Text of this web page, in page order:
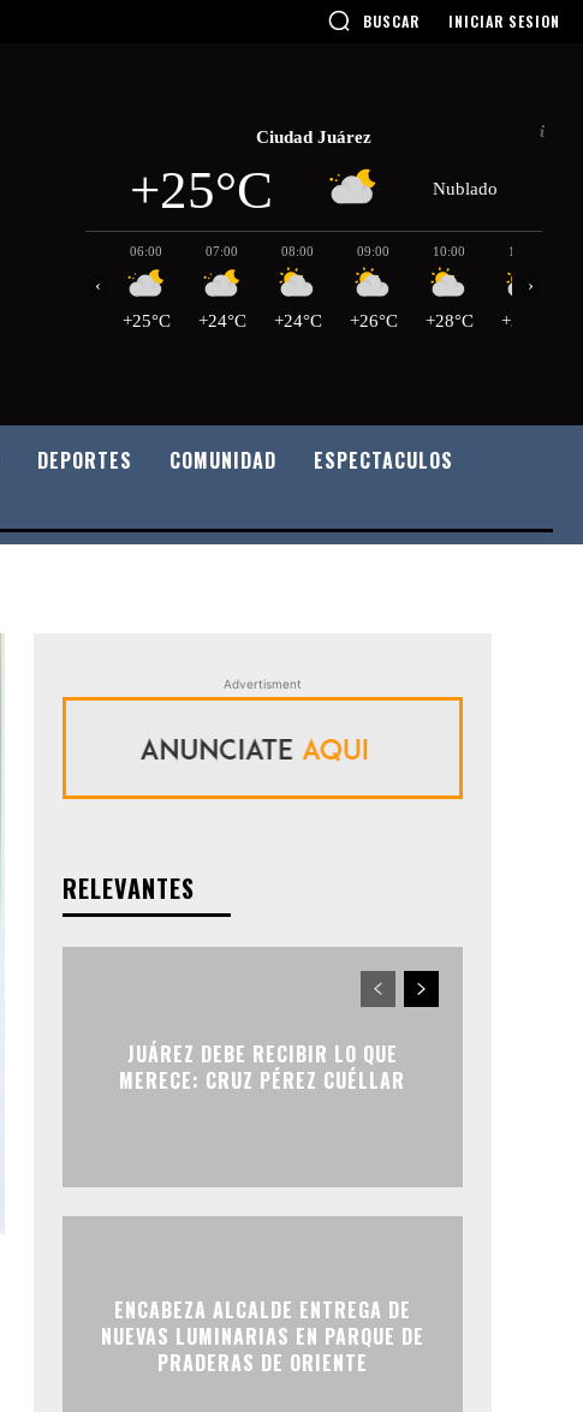
BUSCAR INICIAR SESION
Ciudad Juárez
+25°C Nublado
06:00
+25°C
07:00
+24°C
08:00
+24°C
09:00
+26°C
10:00
+28°C
11:00
+30°C
‹ ›
DEPORTES COMUNIDAD
ESPECTACULOS
Advertisment
RELEVANTES
JUÁREZ DEBE RECIBIR LO QUE
MERECE: CRUZ PÉREZ CUÉLLAR
ENCABEZA ALCALDE ENTREGA DE
NUEVAS LUMINARIAS EN PARQUE DE
PRADERAS DE ORIENTE